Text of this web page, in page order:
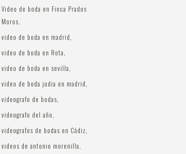
Video de boda en Finca Prados
Moros
video de boda en madrid
video de boda en Rota
video de boda en sevilla
video de boda judia en madrid
videografo de bodas
videografo del año
videografos de bodas en Cádiz
videos de antonio morenilla